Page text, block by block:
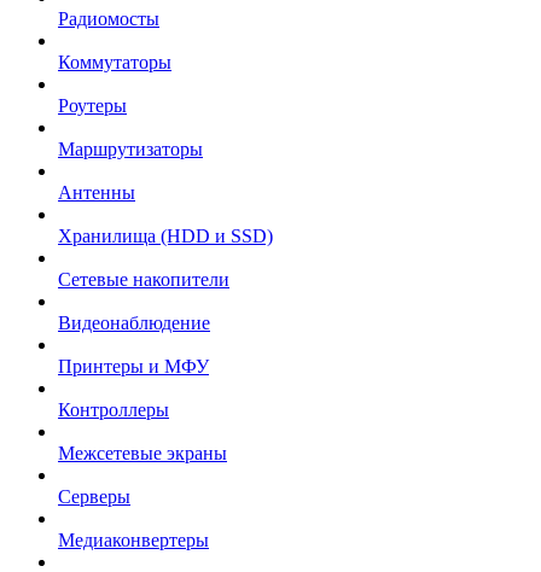
Радиомосты
Коммутаторы
Роутеры
Маршрутизаторы
Антенны
Хранилища (HDD и SSD)
Сетевые накопители
Видеонаблюдение
Принтеры и МФУ
Контроллеры
Межсетевые экраны
Серверы
Медиаконвертеры